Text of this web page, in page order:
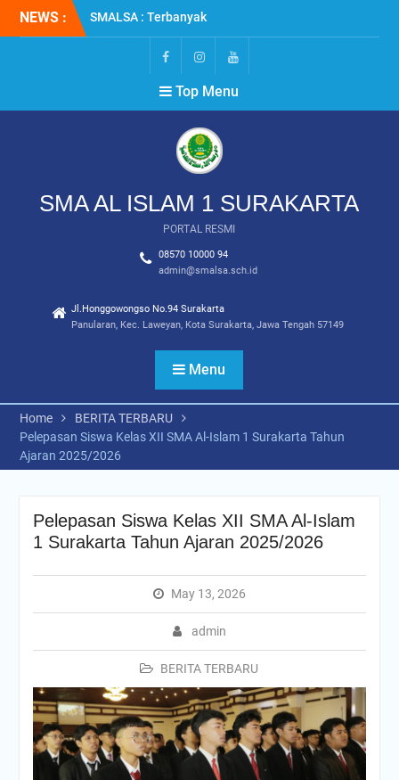
NEWS :
SMALSA : Terbanyak
Diterima di Jalur SNBT
MPLS RAMAH 2026
REUNI PERAK : SMALSA
2001
Top Menu
SMA AL ISLAM 1 SURAKARTA
PORTAL RESMI
08570 10000 94
admin@smalsa.sch.id
Jl.Honggowongso No.94 Surakarta
Panularan, Kec. Laweyan, Kota Surakarta, Jawa Tengah 57149
Menu
Home
BERITA TERBARU
Pelepasan Siswa Kelas XII SMA Al-Islam 1 Surakarta Tahun
Ajaran 2025/2026
Pelepasan Siswa Kelas XII SMA Al-Islam
1 Surakarta Tahun Ajaran 2025/2026
May 13, 2026
admin
BERITA TERBARU